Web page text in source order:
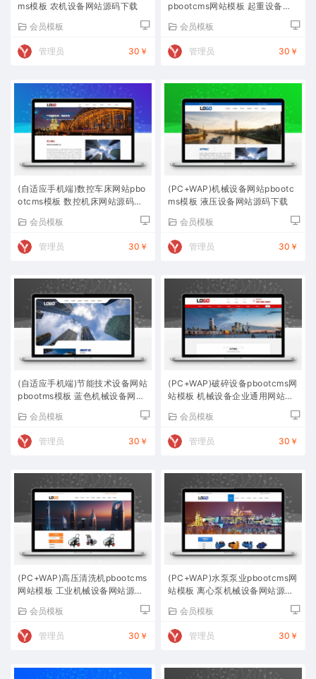
ms模板 农机设备网站源码下载
会员模板
管理员 30￥
pbootcms网站模板 起重设备网
会员模板
管理员 30￥
(自适应手机端)数控车床网站pbo
otcms模板 数控机床网站源码下
会员模板
管理员 30￥
(PC+WAP)机械设备网站pbootc
ms模板 液压设备网站源码下载
会员模板
管理员 30￥
(自适应手机端)节能技术设备网站
pbootms模板 蓝色机械设备网站
会员模板
管理员 30￥
(PC+WAP)破碎设备pbootcms网
站模板 机械设备企业通用网站源
会员模板
管理员 30￥
(PC+WAP)高压清洗机pbootcms
网站模板 工业机械设备网站源码
会员模板
管理员 30￥
(PC+WAP)水泵泵业pbootcms网
站模板 离心泵机械设备网站源码
会员模板
管理员 30￥